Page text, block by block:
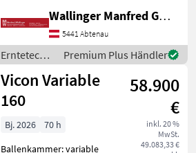
Ballenkammer,
Netzbindung, Schneidwerk
Ballenbreite: Fest auf 1, 17
m vorgegeben
Ballendurchmesser: Va
Wallinger Manfred GmbH.
5441 Abtenau
Erntetechnik
Grünland /
John Deere
Premium Plus Händler
Vicon Variable
160
58.900
€
inkl. 20 %
MwSt.
49.083,33 €
Bj. 2026
70 h
Ballenkammer: variable